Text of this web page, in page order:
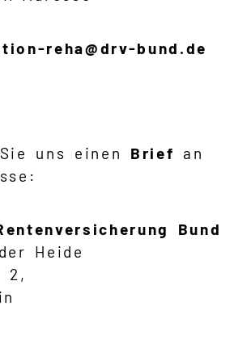
reha@drv-bund.de
uns einen Brief
an
Bund
Heide
2,